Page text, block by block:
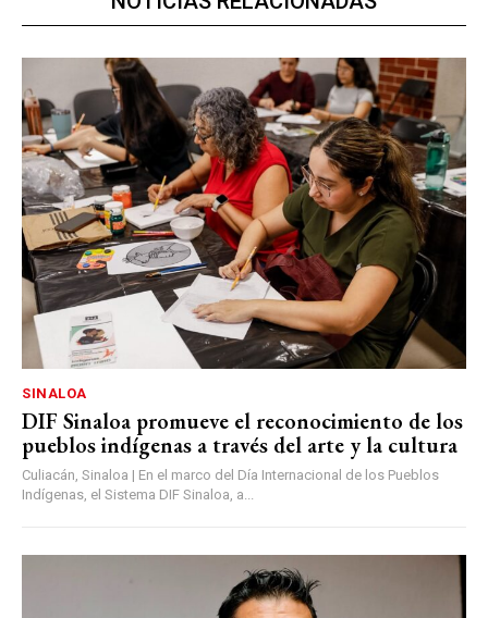
SINALOA
DIF Sinaloa promueve el reconocimiento de los
pueblos indígenas a través del arte y la cultura
Culiacán, Sinaloa | En el marco del Día Internacional de los Pueblos
Indígenas, el Sistema DIF Sinaloa, a...